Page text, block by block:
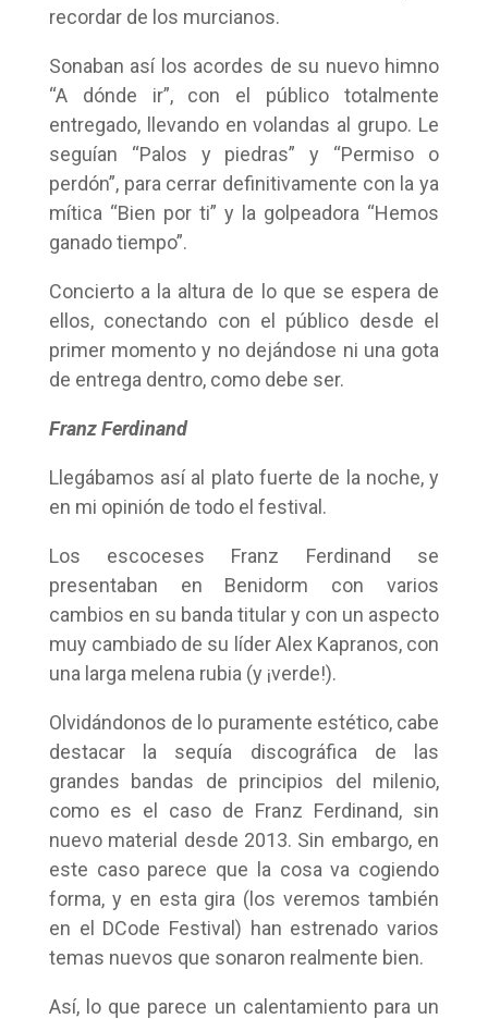
recordar de los murcianos.
Sonaban así los acordes de su nuevo himno
“A dónde ir”, con el público totalmente
entregado, llevando en volandas al grupo. Le
seguían “Palos y piedras” y “Permiso o
perdón”, para cerrar definitivamente con la ya
mítica “Bien por ti” y la golpeadora “Hemos
ganado tiempo”.
Concierto a la altura de lo que se espera de
ellos, conectando con el público desde el
primer momento y no dejándose ni una gota
de entrega dentro, como debe ser.
Franz Ferdinand
Llegábamos así al plato fuerte de la noche, y
en mi opinión de todo el festival.
Los escoceses Franz Ferdinand se
presentaban en Benidorm con varios
cambios en su banda titular y con un aspecto
muy cambiado de su líder Alex Kapranos, con
una larga melena rubia (y ¡verde!).
Olvidándonos de lo puramente estético, cabe
destacar la sequía discográfica de las
grandes bandas de principios del milenio,
como es el caso de Franz Ferdinand, sin
nuevo material desde 2013. Sin embargo, en
este caso parece que la cosa va cogiendo
forma, y en esta gira (los veremos también
en el DCode Festival) han estrenado varios
temas nuevos que sonaron realmente bien.
Así, lo que parece un calentamiento para un